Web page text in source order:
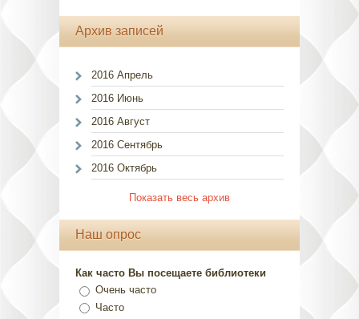
Архив записей
2016 Апрель
2016 Июнь
2016 Август
2016 Сентябрь
2016 Октябрь
Показать весь архив
Наш опрос
Как часто Вы посещаете библиотеки
Очень часто
Часто